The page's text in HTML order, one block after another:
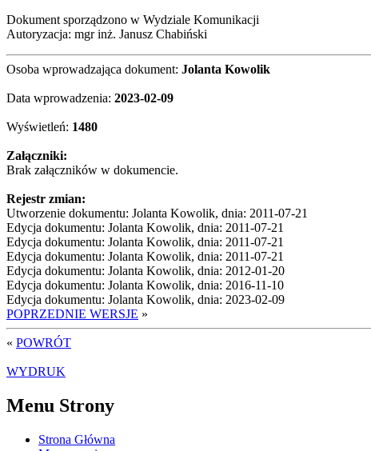
Dokument sporządzono w Wydziale Komunikacji
Autoryzacja: mgr inż. Janusz Chabiński
Osoba wprowadzająca dokument: Jolanta Kowolik
Data wprowadzenia: 2023-02-09
Wyświetleń: 1480
Załączniki:
Brak załączników w dokumencie.
Rejestr zmian:
Utworzenie dokumentu: Jolanta Kowolik, dnia: 2011-07-21
Edycja dokumentu: Jolanta Kowolik, dnia: 2011-07-21
Edycja dokumentu: Jolanta Kowolik, dnia: 2011-07-21
Edycja dokumentu: Jolanta Kowolik, dnia: 2011-07-21
Edycja dokumentu: Jolanta Kowolik, dnia: 2012-01-20
Edycja dokumentu: Jolanta Kowolik, dnia: 2016-11-10
Edycja dokumentu: Jolanta Kowolik, dnia: 2023-02-09
POPRZEDNIE WERSJE »
« POWRÓT
WYDRUK
Menu Strony
Strona Główna